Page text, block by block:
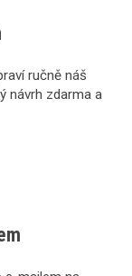
ručně náš
návrh zdarma a